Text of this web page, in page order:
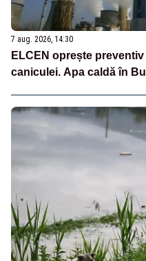
7 aug. 2026, 14:30
ELCEN oprește
caniculei. Apa caldă în